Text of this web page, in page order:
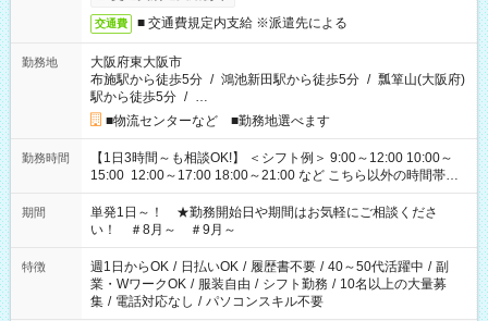
交通費 ■ 交通費規定内支給 ※派遣先による
勤務地
大阪府東大阪市
布施駅から徒歩5分 / 鴻池新田駅から徒歩5分 / 瓢箪山(大阪府)
駅から徒歩5分 / …
■物流センターなど ■勤務地選べます
勤務時間
【1日3時間～も相談OK!】 ＜シフト例＞ 9:00～12:00 10:00～
15:00 12:00～17:00 18:00～21:00 など こちら以外の時間帯も
お気軽にご相談ください！
期間
単発1日～！ ★勤務開始日や期間はお気軽にご相談くださ
い！ ＃8月～ ＃9月～
特徴 週1日からOK / 日払いOK / 履歴書不要 / 40～50代活躍中 / 副
業・WワークOK / 服装自由 / シフト勤務 / 10名以上の大量募
集 / 電話対応なし / パソコンスキル不要